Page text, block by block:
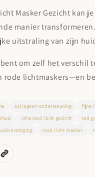
Masker Gezicht kan
manier
uitstraling van zijn
om zelf het verschil
rode lichtmaskers—en
collageen ondersteuning fijne
infrarood licht gezicht led
rood licht masker